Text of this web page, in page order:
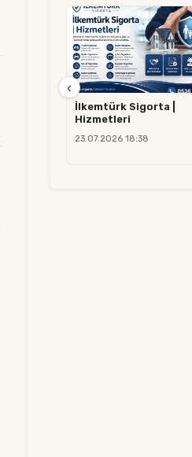
İlkemtürk Sigorta |
Hizmetleri
23.07.2026 18:38
‹